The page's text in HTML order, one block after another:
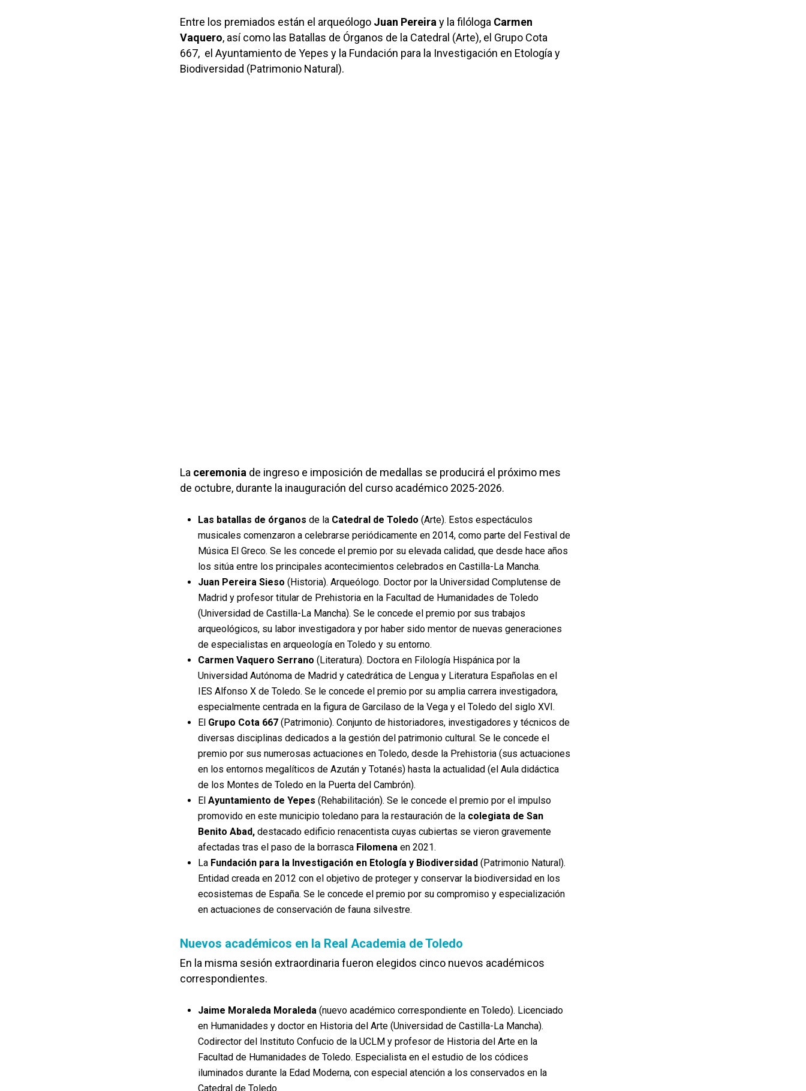
Entre los premiados están el arqueólogo Juan Pereira y la filóloga Carmen
Vaquero, así como las Batallas de Órganos de la Catedral (Arte), el Grupo Cota
667, el Ayuntamiento de Yepes y la Fundación para la Investigación en Etología y
Biodiversidad (Patrimonio Natural).
La ceremonia de ingreso e imposición de medallas se producirá el próximo mes
de octubre, durante la inauguración del curso académico 2025-2026.
Las batallas de órganos de la Catedral de Toledo (Arte). Estos espectáculos
musicales comenzaron a celebrarse periódicamente en 2014, como parte del Festival de
Música El Greco. Se les concede el premio por su elevada calidad, que desde hace años
los sitúa entre los principales acontecimientos celebrados en Castilla-La Mancha.
Juan Pereira Sieso (Historia). Arqueólogo. Doctor por la Universidad Complutense de
Madrid y profesor titular de Prehistoria en la Facultad de Humanidades de Toledo
(Universidad de Castilla-La Mancha). Se le concede el premio por sus trabajos
arqueológicos, su labor investigadora y por haber sido mentor de nuevas generaciones
de especialistas en arqueología en Toledo y su entorno.
Carmen Vaquero Serrano (Literatura). Doctora en Filología Hispánica por la
Universidad Autónoma de Madrid y catedrática de Lengua y Literatura Españolas en el
IES Alfonso X de Toledo. Se le concede el premio por su amplia carrera investigadora,
especialmente centrada en la figura de Garcilaso de la Vega y el Toledo del siglo XVI.
El Grupo Cota 667 (Patrimonio). Conjunto de historiadores, investigadores y técnicos de
diversas disciplinas dedicados a la gestión del patrimonio cultural. Se le concede el
premio por sus numerosas actuaciones en Toledo, desde la Prehistoria (sus actuaciones
en los entornos megalíticos de Azután y Totanés) hasta la actualidad (el Aula didáctica
de los Montes de Toledo en la Puerta del Cambrón).
El Ayuntamiento de Yepes (Rehabilitación). Se le concede el premio por el impulso
promovido en este municipio toledano para la restauración de la colegiata de San
Benito Abad, destacado edificio renacentista cuyas cubiertas se vieron gravemente
afectadas tras el paso de la borrasca Filomena en 2021.
La Fundación para la Investigación en Etología y Biodiversidad (Patrimonio Natural).
Entidad creada en 2012 con el objetivo de proteger y conservar la biodiversidad en los
ecosistemas de España. Se le concede el premio por su compromiso y especialización
en actuaciones de conservación de fauna silvestre.
Nuevos académicos en la Real Academia de Toledo
En la misma sesión extraordinaria fueron elegidos cinco nuevos académicos
correspondientes.
Jaime Moraleda Moraleda (nuevo académico correspondiente en Toledo). Licenciado
en Humanidades y doctor en Historia del Arte (Universidad de Castilla-La Mancha).
Codirector del Instituto Confucio de la UCLM y profesor de Historia del Arte en la
Facultad de Humanidades de Toledo. Especialista en el estudio de los códices
iluminados durante la Edad Moderna, con especial atención a los conservados en la
Catedral de Toledo.